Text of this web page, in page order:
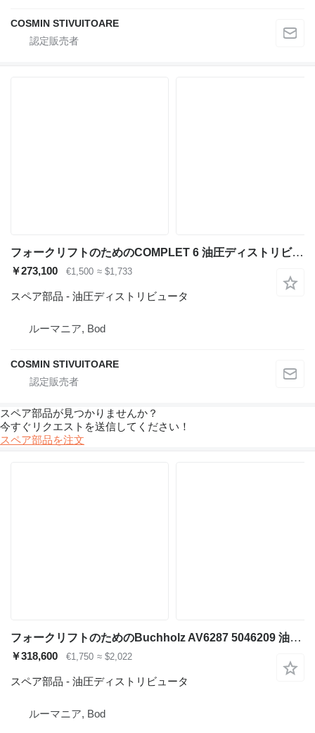
COSMIN STIVUITOARE
フォークリフトのためのCOMPLET 6 油圧ディストリビュータ
￥273,100 €1,500 ≈ $1,733
スペア部品 - 油圧ディストリビュータ
ルーマニア, Bod
COSMIN STIVUITOARE
スペア部品が見つかりませんか？
今すぐリクエストを送信してください！
スペア部品を注文
フォークリフトのためのBuchholz AV6287 5046209 油圧ディストリビュータ
￥318,600 €1,750 ≈ $2,022
スペア部品 - 油圧ディストリビュータ
ルーマニア, Bod